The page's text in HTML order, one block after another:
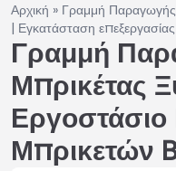
Αρχική » Γραμμή Παραγωγής
| Εγκατάσταση
Γραμμή
Μπρικέτας
Εργοστάσιο
Μπρικετών